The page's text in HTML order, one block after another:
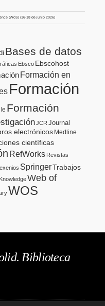
(WoS) (16-18 de junio 2026)
Bases de datos
Ebsco Ebscohost
Formación en
Formación
Formación
JCR Journal
electrónicos Medline
científicas
RefWorks Revistas
SpringerTrabajos
Web of
WOS
Biblioteca